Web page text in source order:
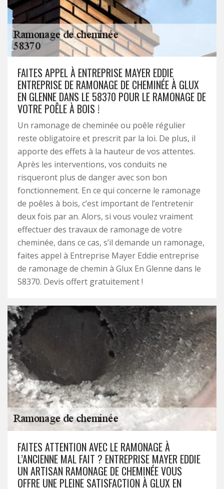
FAITES APPEL À ENTREPRISE MAYER EDDIE
ENTREPRISE DE RAMONAGE DE CHEMINÉE À GLUX
EN GLENNE DANS LE 58370 POUR LE RAMONAGE DE
VOTRE POÊLE À BOIS !
Un ramonage de cheminée ou poêle régulier
reste obligatoire et prescrit par la loi. De plus, il
apporte des effets à la hauteur de vos attentes.
Après les interventions, vos conduits ne
risqueront plus de danger avec son bon
fonctionnement. En ce qui concerne le ramonage
de poêles à bois, c’est important de l’entretenir
deux fois par an. Alors, si vous voulez vraiment
effectuer des travaux de ramonage de votre
cheminée, dans ce cas, s’il demande un ramonage,
faites appel à Entreprise Mayer Eddie entreprise
de ramonage de chemin à Glux En Glenne dans le
58370. Devis offert gratuitement !
FAITES ATTENTION AVEC LE RAMONAGE À
L’ANCIENNE MAL FAIT ? ENTREPRISE MAYER EDDIE
UN ARTISAN RAMONAGE DE CHEMINÉE VOUS
OFFRE UNE PLEINE SATISFACTION À GLUX EN